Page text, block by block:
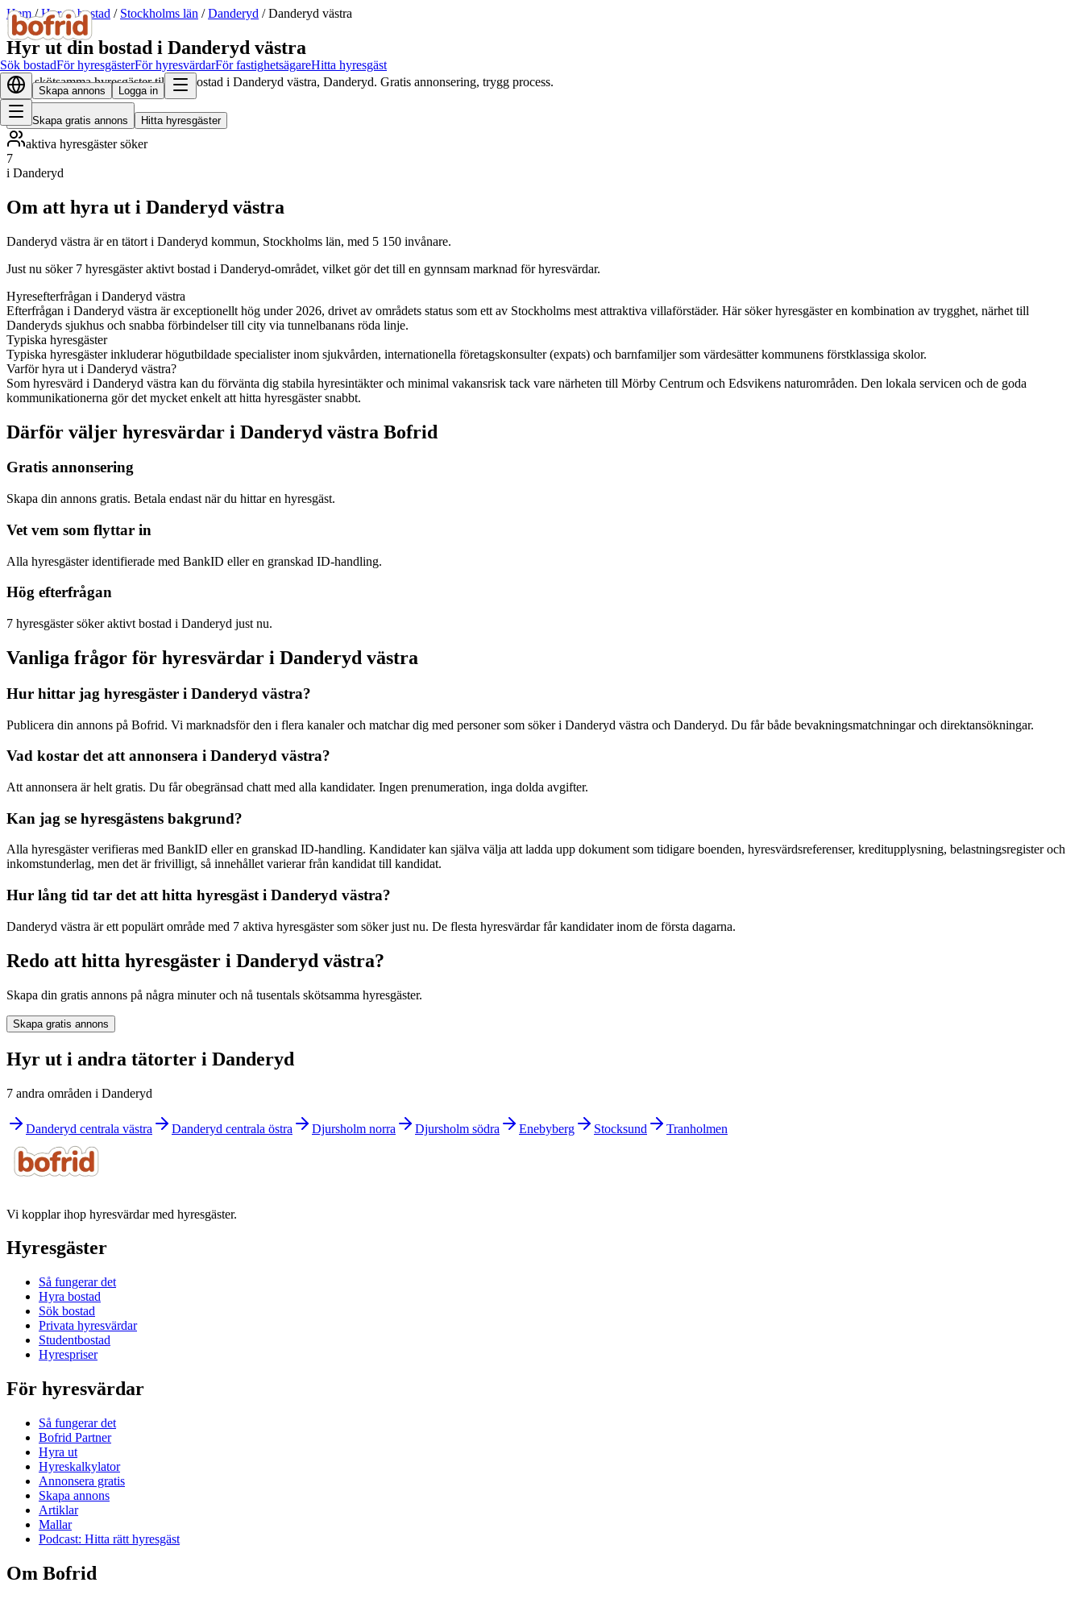
Sök bostadFör hyresgästerFör hyresvärdarFör fastighetsägareHitta hyresgäst
Skapa annons Logga in
Hem/Hyr ut bostad / Stockholms län /Danderyd /Danderyd västra
Hyr ut din bostad i Danderyd västra
Hitta skötsamma hyresgäster till din bostad i Danderyd västra, Danderyd. Gratis annonsering, trygg process.
Skapa gratis annons Hitta hyresgäster
aktiva hyresgäster söker
7
i Danderyd
Om att hyra ut i Danderyd västra
Danderyd västra är en tätort i Danderyd kommun, Stockholms län, med 5 150 invånare.
Just nu söker 7 hyresgäster aktivt bostad i Danderyd-området, vilket gör det till en gynnsam marknad för hyresvärdar.
Hyresefterfrågan i Danderyd västra
Efterfrågan i Danderyd västra är exceptionellt hög under 2026, drivet av områdets status som ett av Stockholms mest attraktiva villaförstäder. Här söker hyresgäster en kombination av trygghet, närhet till
Danderyds sjukhus och snabba förbindelser till city via tunnelbanans röda linje.
Typiska hyresgäster
Typiska hyresgäster inkluderar högutbildade specialister inom sjukvården, internationella företagskonsulter (expats) och barnfamiljer som värdesätter kommunens förstklassiga skolor.
Varför hyra ut i Danderyd västra?
Som hyresvärd i Danderyd västra kan du förvänta dig stabila hyresintäkter och minimal vakansrisk tack vare närheten till Mörby Centrum och Edsvikens naturområden. Den lokala servicen och de goda
kommunikationerna gör det mycket enkelt att hitta hyresgäster snabbt.
Därför väljer hyresvärdar i Danderyd västra Bofrid
Gratis annonsering
Skapa din annons gratis. Betala endast när du hittar en hyresgäst.
Vet vem som flyttar in
Alla hyresgäster identifierade med BankID eller en granskad ID-handling.
Hög efterfrågan
7 hyresgäster söker aktivt bostad i Danderyd just nu.
Vanliga frågor för hyresvärdar i Danderyd västra
Hur hittar jag hyresgäster i Danderyd västra?
Publicera din annons på Bofrid. Vi marknadsför den i flera kanaler och matchar dig med personer som söker i Danderyd västra och Danderyd. Du får både bevakningsmatchningar och direktansökningar.
Vad kostar det att annonsera i Danderyd västra?
Att annonsera är helt gratis. Du får obegränsad chatt med alla kandidater. Ingen prenumeration, inga dolda avgifter.
Kan jag se hyresgästens bakgrund?
Alla hyresgäster verifieras med BankID eller en granskad ID-handling. Kandidater kan själva välja att ladda upp dokument som tidigare boenden, hyresvärdsreferenser, kreditupplysning, belastningsregister och
inkomstunderlag, men det är frivilligt, så innehållet varierar från kandidat till kandidat.
Hur lång tid tar det att hitta hyresgäst i Danderyd västra?
Danderyd västra är ett populärt område med 7 aktiva hyresgäster som söker just nu. De flesta hyresvärdar får kandidater inom de första dagarna.
Redo att hitta hyresgäster i Danderyd västra?
Skapa din gratis annons på några minuter och nå tusentals skötsamma hyresgäster.
Skapa gratis annons
Hyr ut i andra tätorter i Danderyd
7 andra områden i Danderyd
Danderyd centrala västra Danderyd centrala östra Djursholm norra Djursholm södra Enebyberg Stocksund Tranholmen
Vi kopplar ihop hyresvärdar med hyresgäster.
Hyresgäster
Så fungerar det
Hyra bostad
Sök bostad
Privata hyresvärdar
Studentbostad
Hyrespriser
För hyresvärdar
Så fungerar det
Bofrid Partner
Hyra ut
Hyreskalkylator
Annonsera gratis
Skapa annons
Artiklar
Mallar
Podcast: Hitta rätt hyresgäst
Om Bofrid